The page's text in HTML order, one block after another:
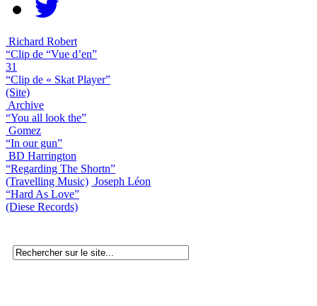
Richard Robert
“Clip de “Vue d’en”
31
“Clip de « Skat Player”
(Site)
Archive
“You all look the”
Gomez
“In our gun”
BD Harrington
“Regarding The Shortn”
(Travelling Music) Joseph Léon
“Hard As Love”
(Diese Records)